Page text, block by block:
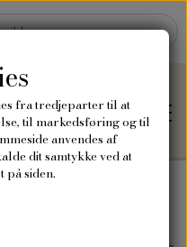
til frø
fra tredjeparter til at
til markedsføring og til
anvendes af
dit samtykke ved at
på siden.